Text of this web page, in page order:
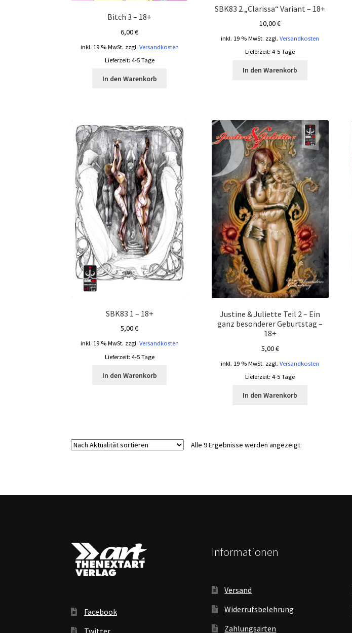
Bitch 3 – 18+
6,00€
inkl. 19 % MwSt. zzgl. Versandkosten
Lieferzeit: 4-5 Tage
In den Warenkorb
SBK83 2 „Clarissa“ Variant – 18+
10,00€
inkl. 19 % MwSt. zzgl.Versandkosten
Lieferzeit:4-5 Tage
In den Warenkorb
SBK83 1 – 18+
5,00€
inkl. 19 % MwSt. zzgl. Versandkosten
Lieferzeit: 4-5 Tage
In den Warenkorb
Justine & Juliette Teil 2 – Ein
ganz besonderer Geburtstag –
18+
5,00€
inkl. 19 % MwSt. zzgl.Versandkosten
Lieferzeit:4-5 Tage
In den Warenkorb
Alle 9 Ergebnisse werden angezeigtNach
Facebook
Informationen
Versand
Widerrufsbelehrung
Zahlungsarten